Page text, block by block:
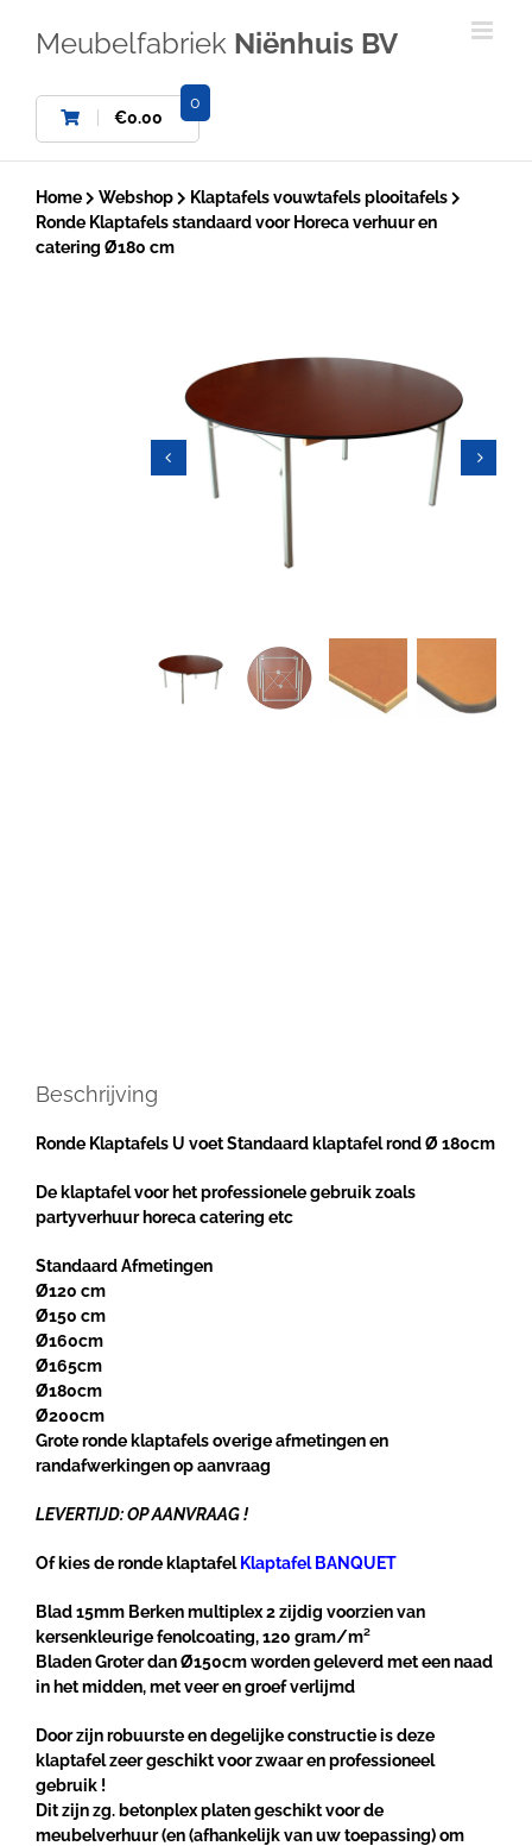
Meubelfabriek Niënhuis BV
€0.00
0
Home Webshop
Klaptafels vouwtafels plooitafels
Ronde Klaptafels standaard voor Horeca verhuur en
catering Ø180 cm
Beschrijving
Ronde Klaptafels U voet Standaard klaptafel rond Ø 180cm
De klaptafel voor het professionele gebruik zoals
partyverhuur horeca catering etc
Standaard Afmetingen
Ø120 cm
Ø150 cm
Ø160cm
Ø165cm
Ø180cm
Ø200cm
Grote ronde klaptafels overige afmetingen en
randafwerkingen op aanvraag
LEVERTIJD: OP AANVRAAG !
Of kies de ronde klaptafel Klaptafel BANQUET
Blad 15mm Berken multiplex 2 zijdig voorzien van
kersenkleurige fenolcoating, 120 gram/m²
Bladen Groter dan Ø150cm worden geleverd met een naad
in het midden, met veer en groef verlijmd
Door zijn robuurste en degelijke constructie is deze
klaptafel zeer geschikt voor zwaar en professioneel
gebruik !
Dit zijn zg. betonplex platen geschikt voor de
meubelverhuur (en (afhankelijk van uw toepassing) om